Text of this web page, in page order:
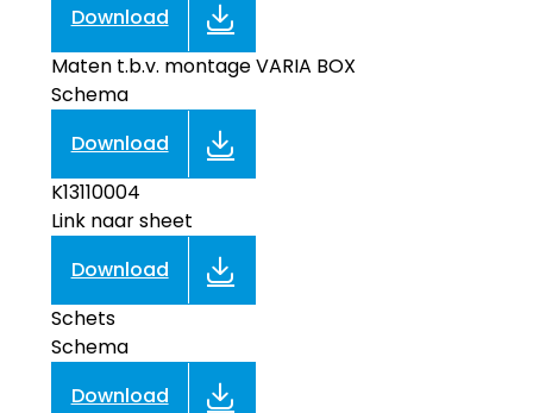
Download
Maten t.b.v. montage VARIA BOX
Schema
Download
K13110004
Link naar sheet
Download
Schets
Schema
Download